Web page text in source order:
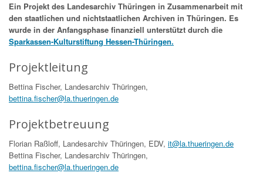
Ein Projekt des Landesarchiv Thüringen in Zusammenarbeit mit
den staatlichen und nichtstaatlichen Archiven in Thüringen. Es
wurde in der Anfangsphase finanziell unterstützt durch die
Sparkassen-Kulturstiftung Hessen-Thüringen.
Projektleitung
Bettina Fischer, Landesarchiv Thüringen,
bettina.fischer@la.thueringen.de
Projektbetreuung
Florian Raßloff, Landesarchiv Thüringen, EDV, it@la.thueringen.de
Bettina Fischer, Landesarchiv Thüringen,
bettina.fischer@la.thueringen.de